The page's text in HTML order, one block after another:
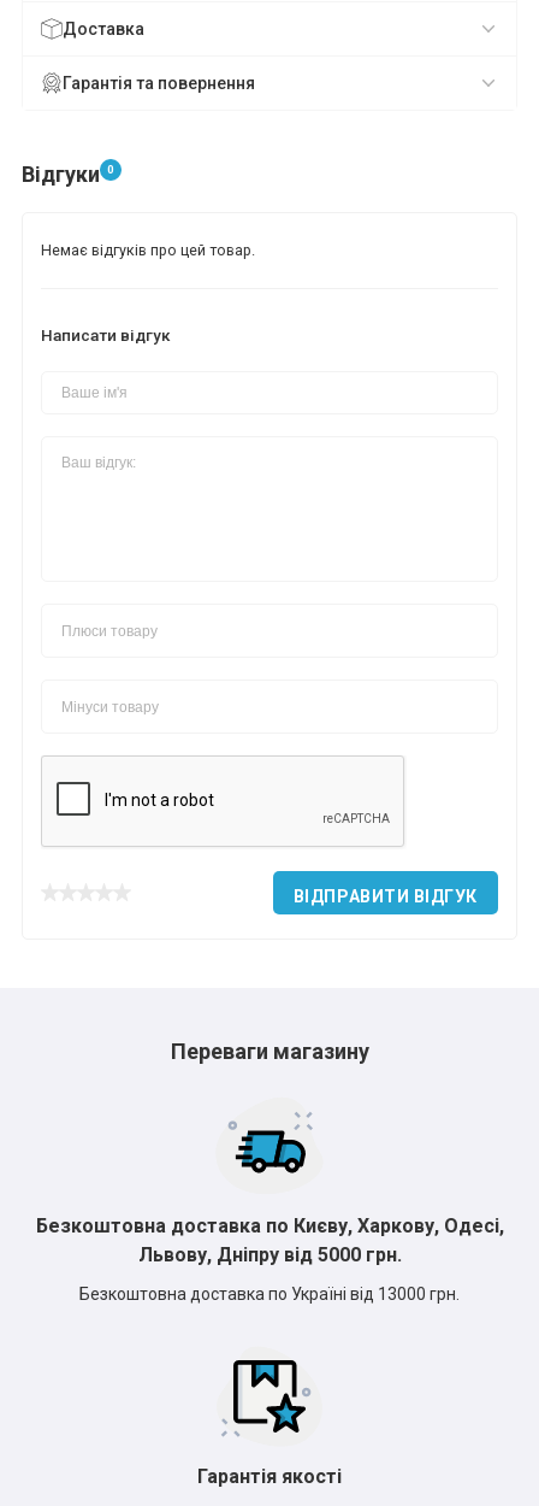
Доставка
Гарантія та повернення
Відгуки 0
Немає відгуків про цей товар.
Написати відгук
ВІДПРАВИТИ ВІДГУК
Переваги магазину
Безкоштовна доставка по Києву, Харкову, Одесі,
Львову, Дніпру від 5000 грн.
Безкоштовна доставка по Україні від 13000 грн.
Гарантія якості